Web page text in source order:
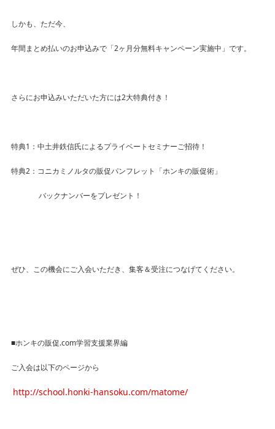
しかも、ただ今、
年間まとめ払いのお申込みで「2ヶ月分無料キャンペーン実施中」です。
さらにお申込みいただいた方には2大特典付き！
特典1：中土井鉄信氏によるプライベートセミナーご招待！
特典2：コニカミノルタの販促パンフレット「ホンキの販促術」
バックナンバーをプレゼント！
ぜひ、この機会にご入会いただき、集客＆受注につなげてください。
■ホンキの販促.com学習支援業界編
ご入会は以下のページから
http://school.honki-hansoku.com/matome/